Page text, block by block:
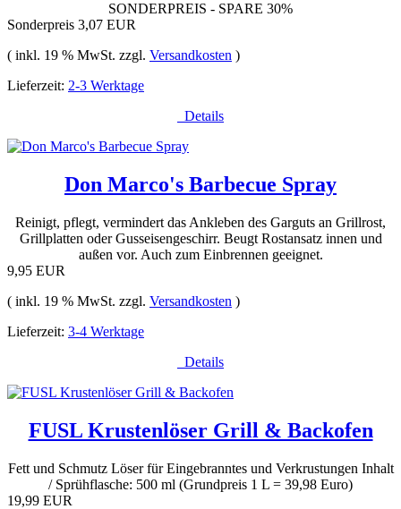
SONDERPREIS - SPARE 30%
Sonderpreis 3,07 EUR
( inkl. 19 % MwSt. zzgl. Versandkosten )
Lieferzeit: 2-3 Werktage
Details
Don Marco's Barbecue Spray
Reinigt, pflegt, vermindert das Ankleben des Garguts an Grillrost,
Grillplatten oder Gusseisengeschirr. Beugt Rostansatz innen und
außen vor. Auch zum Einbrennen geeignet.
9,95 EUR
( inkl. 19 % MwSt. zzgl. Versandkosten )
Lieferzeit: 3-4 Werktage
Details
FUSL Krustenlöser Grill & Backofen
Fett und Schmutz Löser für Eingebranntes und Verkrustungen Inhalt
/ Sprühflasche: 500 ml (Grundpreis 1 L = 39,98 Euro)
19,99 EUR